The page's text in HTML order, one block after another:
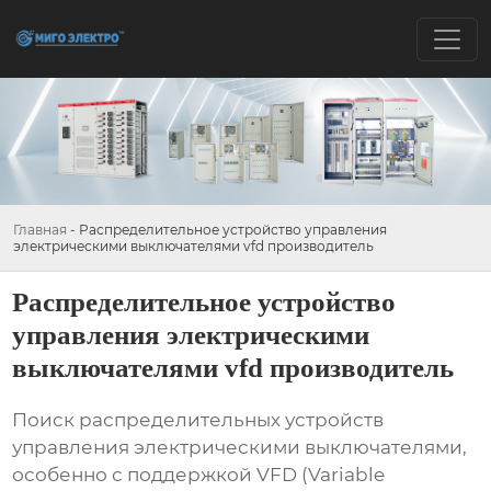
Главная - Распределительное устройство управления
электрическими выключателями vfd производитель
Распределительное устройство
управления электрическими
выключателями vfd производитель
Поиск распределительных устройств
управления электрическими выключателями,
особенно с поддержкой VFD (Variable